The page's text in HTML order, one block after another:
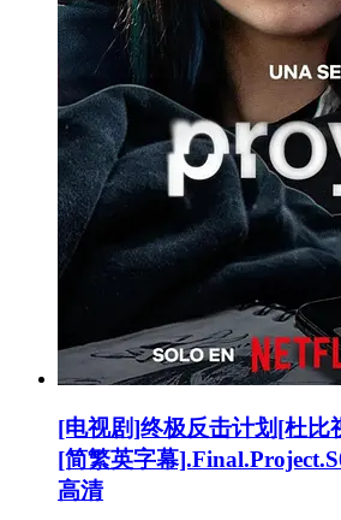
[电视剧]终极反击计划[杜比
[简繁英字幕
高清